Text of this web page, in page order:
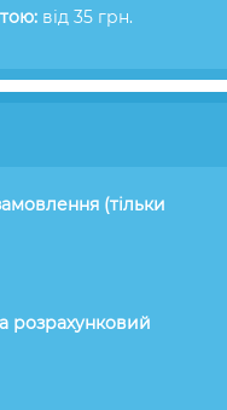
від 35 грн.
(тільки
розрахунковий